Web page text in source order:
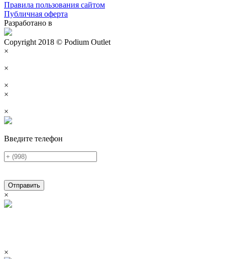
Правила пользования сайтом
Публичная оферта
Разработано в
Copyright 2018 © Podium Outlet
×
×
×
×
×
Введите телефон
Отправить
×
×